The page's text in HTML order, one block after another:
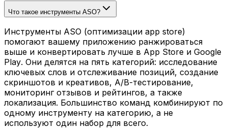
Что такое инструменты ASO?
Инструменты ASO (оптимизации app store)
помогают вашему приложению ранжироваться
выше и конвертировать лучше в App Store и Google
Play. Они делятся на пять категорий: исследование
ключевых слов и отслеживание позиций, создание
скриншотов и креативов, A/B-тестирование,
мониторинг отзывов и рейтингов, а также
локализация. Большинство команд комбинируют по
одному инструменту на категорию, а не
используют один набор для всего.